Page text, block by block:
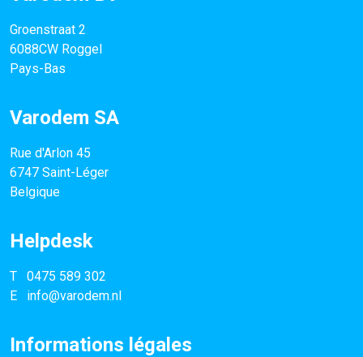
Groenstraat 2
6088CW Roggel
Pays-Bas
Varodem SA
Rue d'Arlon 45
6747 Saint-Léger
Belgique
Helpdesk
T
0475 589 302
E
info@varodem.nl
Informations légales